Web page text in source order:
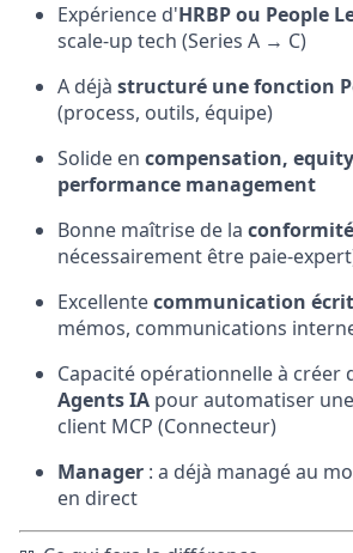
Expérience d'HRBP ou People
scale-up tech (Series A → C)
A déjà structuré une fonction
(process, outils, équipe)
Solide en compensation, equity
performance management
Bonne maîtrise de la conformité
nécessairement être paie-
Excellentecommunication
mémos, communications
Capacité opérationnelle à créer
Agents IA pour automatiser
client MCP (Connecteur)
Manager : a déjà managé au
en direct